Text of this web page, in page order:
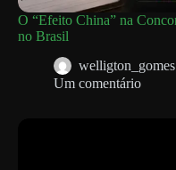
O “Efeito China” na
no Brasil
welligton_gomes
Um comentário